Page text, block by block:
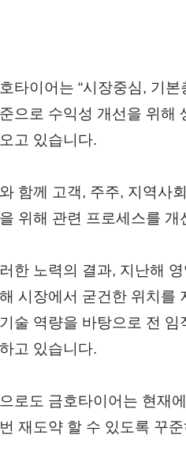
타이어는 “시장중심, 기
으로 수익성 개선을 위해
고 있습니다.
함께 고객, 주주, 지역사
위해 관련 프로세스를 개
한 노력의 결과, 지난해
시장에서 굳건한 위치를
술 역량을 바탕으로 전
고 있습니다.
로도 금호타이어는 현재
재도약 할 수 있도록 꾸